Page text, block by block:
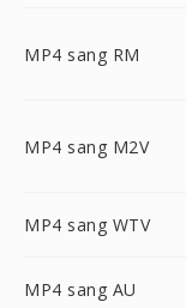
MP4 sang RM
MP4 sang M2V
MP4 sang WTV
MP4 sang AU